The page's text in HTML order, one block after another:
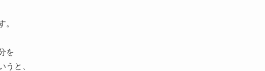
。
を
うと、